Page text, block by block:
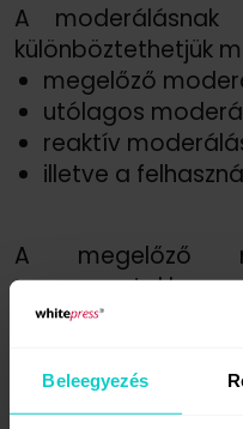
Beleegyezés
A
különböztethetjük
megelőző
utólagos
reaktív
illetve a
A megelőző
a csoportokban
ilyenkor az
minden egyes
Talán pepecs és